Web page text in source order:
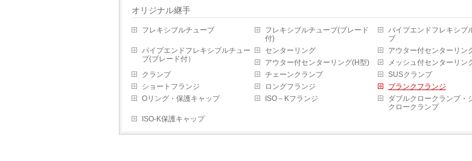
オリジナル継手
フレキシブルチューブ
フレキシブルチューブ(ブレード
付)
パイプエンドフレキシブ
ブ
パイプエンドフレキシブルチュー
ブ(ブレード付）
センターリング
アウター付センターリン
アウター付センターリング(H型)
メッシュ付センターリン
クランプ
チェーンクランプ
SUSクランプ
ショートフランジ
ロングフランジ
ブランクフランジ
Oリング・保護キャップ
ISO－Kフランジ
ダブルクロークランプ・
クロークランプ
ISO-K保護キャップ